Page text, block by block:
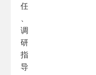
任
、
调
研
指
导